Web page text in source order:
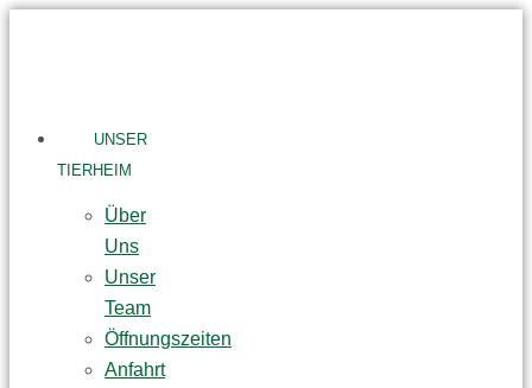
UNSER
TIERHEIM
Über
Uns
Unser
Team
Öffnungszeiten
Anfahrt